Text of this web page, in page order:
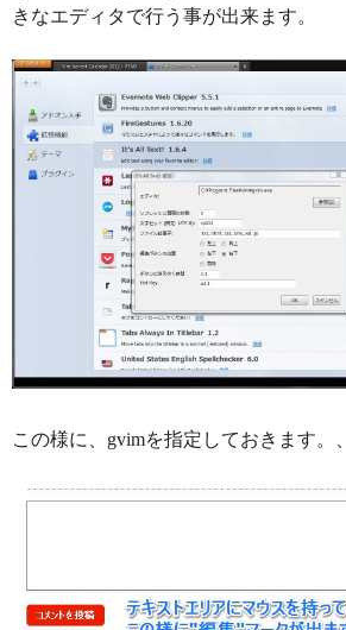
きなエディタで行う事が出来ます。
この様に、gvimを指定しておきます。、